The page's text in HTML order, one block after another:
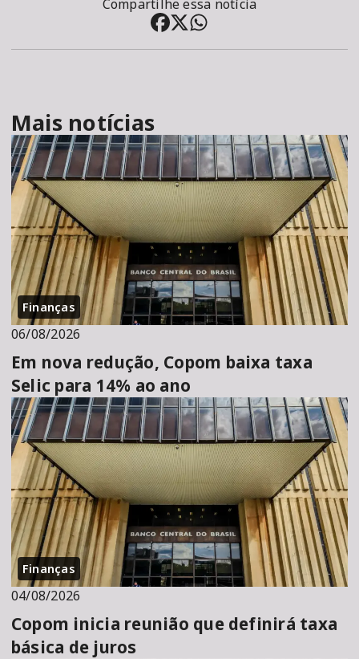
Compartilhe essa notícia
Mais notícias
Finanças
06/08/2026
Em nova redução, Copom baixa taxa
Selic para 14% ao ano
Finanças
04/08/2026
Copom inicia reunião que definirá taxa
básica de juros